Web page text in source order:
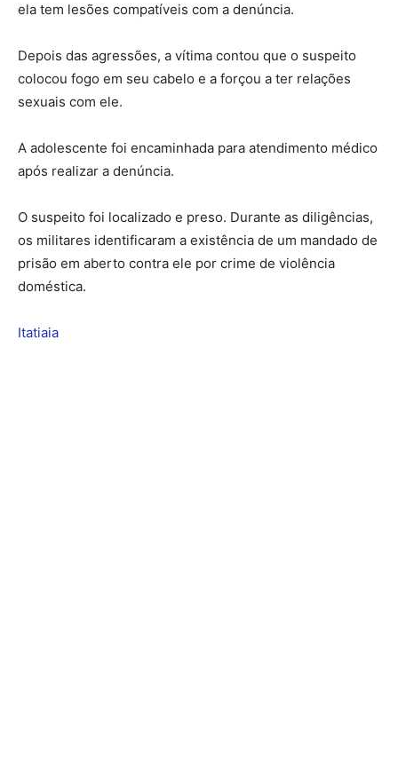
ela tem lesões compatíveis com a denúncia.
Depois das agressões, a vítima contou que o suspeito
colocou fogo em seu cabelo e a forçou a ter relações
sexuais com ele.
A adolescente foi encaminhada para atendimento médico
após realizar a denúncia.
O suspeito foi localizado e preso. Durante as diligências,
os militares identificaram a existência de um mandado de
prisão em aberto contra ele por crime de violência
doméstica.
Itatiaia